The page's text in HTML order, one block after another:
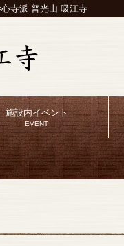
寺派 普光山 吸江寺
施設内イベント
EVENT